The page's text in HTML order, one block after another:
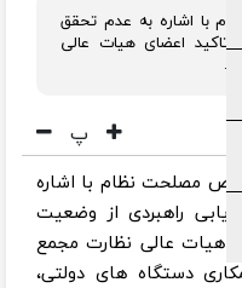
با اشاره به عدم تحقق
تاکید اعضای هیات عالی
پ
مصلحت نظام با اشاره
راهبردی از وضعیت
هیات عالی نظارت مجمع
دستگاه های دولتی،